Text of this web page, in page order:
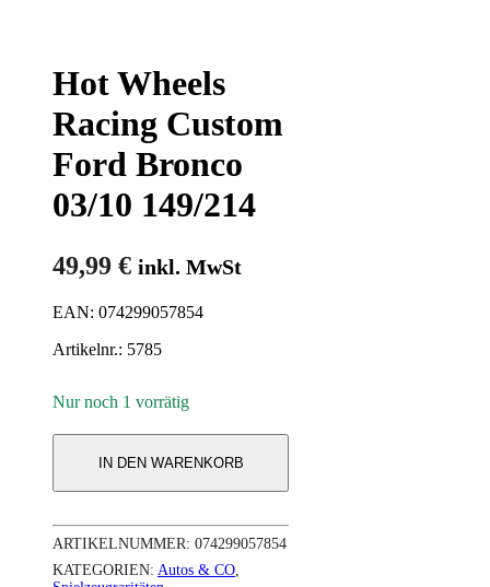
Hot Wheels
Racing Custom
Ford Bronco
03/10 149/214
49,99 € inkl. MwSt
EAN: 074299057854
Artikelnr.: 5785
Nur noch 1 vorrätig
IN DEN WARENKORB
ARTIKELNUMMER: 074299057854
KATEGORIEN: Autos & CO,